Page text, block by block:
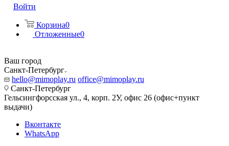
Войти
Корзина0
Отложенные0
Ваш город
Санкт-Петербург
hello@mimoplay.ru office@mimoplay.ru
Санкт-Петербург
Гельсингфорсская ул., 4, корп. 2У, офис 26 (офис+пункт
выдачи)
Вконтакте
WhatsApp